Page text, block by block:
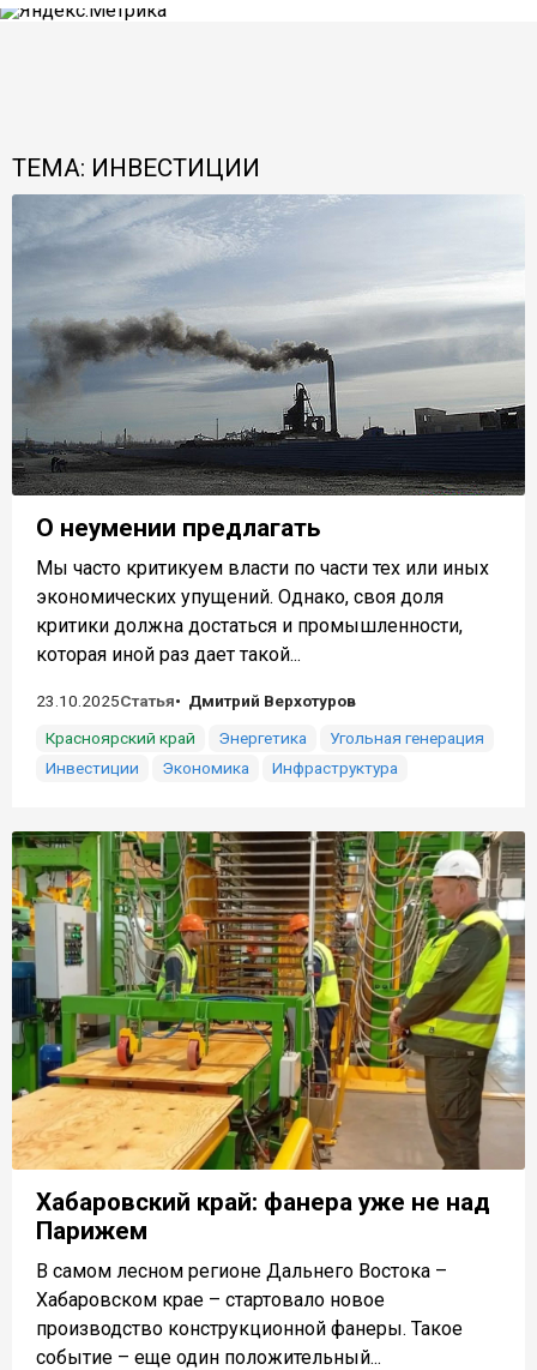
ТЕМА: ИНВЕСТИЦИИ
О неумении предлагать
Мы часто критикуем власти по части тех или иных
экономических упущений. Однако, своя доля
критики должна достаться и промышленности,
которая иной раз дает такой...
23.10.2025Статья
Дмитрий Верхотуров
Красноярский край
Энергетика
Угольная генерация
Инвестиции
Экономика Инфраструктура
Хабаровский край: фанера уже не над
Парижем
В самом лесном регионе Дальнего Востока –
Хабаровском крае – стартовало новое
производство конструкционной фанеры. Такое
событие – еще один положительный...